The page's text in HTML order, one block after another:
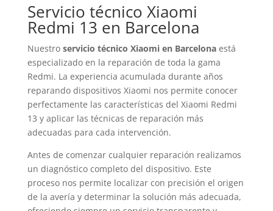
Servicio técnico Xiaomi
Redmi 13 en Barcelona
Nuestro servicio técnico Xiaomi en Barcelonaestá
especializado en la reparación de toda la gama
Redmi. La experiencia acumulada durante años
reparando dispositivos Xiaomi nos permite conocer
perfectamente las características del Xiaomi Redmi
13 y aplicar las técnicas de reparación más
adecuadas para cada intervención.
Antes de comenzar cualquier reparación realizamos
un diagnóstico completo del dispositivo. Este
proceso nos permite localizar con precisión el origen
de la avería y determinar la solución más adecuada,